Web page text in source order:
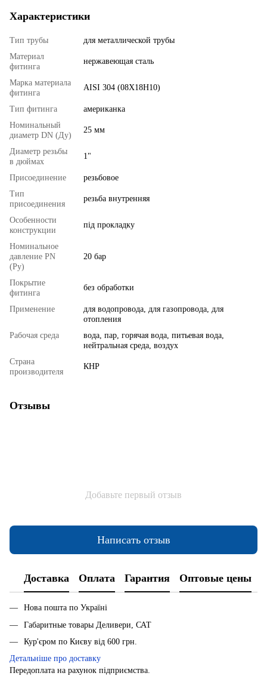
Характеристики
Тип трубы
для металлической трубы
Материал
фитинга
нержавеющая сталь
Марка материала
фитинга
AISI 304 (08X18H10)
Тип фитинга
американка
Номинальный
диаметр DN (Ду)
25 мм
Диаметр резьбы
в дюймах
1"
Присоединение
резьбовое
Тип
присоединения
резьба внутренняя
Особенности
конструкции
під прокладку
Номинальное
давление PN
(Ру)
20 бар
Покрытие
фитинга
без обработки
Применение
для водопровода, для газопровода, для
отопления
Рабочая среда
вода, пар, горячая вода, питьевая вода,
нейтральная среда, воздух
Страна
производителя
КНР
Отзывы
Добавьте первый отзыв
Написать отзыв
Доставка Оплата Гарантия Оптовые цены
Нова пошта по Україні
Габаритные товары Деливери, САТ
Кур'єром по Києву від 600 грн.
Детальніше про доставку
Передоплата на рахунок підприємства.